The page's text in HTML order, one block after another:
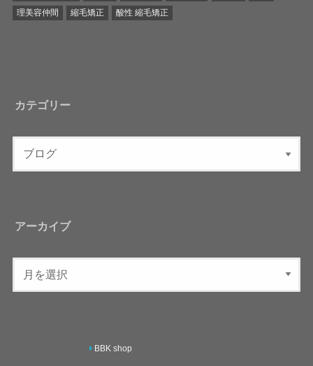
理美容仲間
縮毛矯正 酸性 縮毛矯正
カテゴリー
アーカイブ
BBK shop